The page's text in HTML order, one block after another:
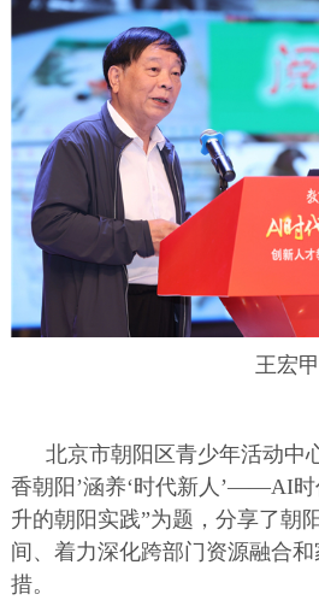
王宏甲
北京市朝阳区青少年活动中
香朝阳’涵养‘时代新人’——AI
升的朝阳实践”为题，分享了朝
间、着力深化跨部门资源融合
措。